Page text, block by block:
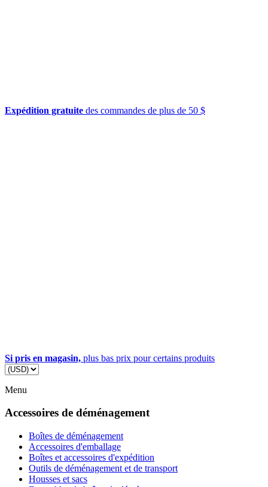
Expédition gratuite des commandes de plus de 50 $
Si pris en magasin, plus bas prix pour certains produits
Menu
Accessoires de déménagement
Boîtes de déménagement
Accessoires d'emballage
Boîtes et accessoires d'expédition
Outils de déménagement et de transport
Housses et sacs